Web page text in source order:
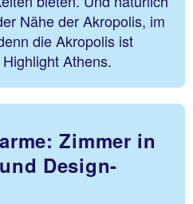
Nähe der Akropolis, im
die Akropolis ist
Athens.
Zimmer in
Design-